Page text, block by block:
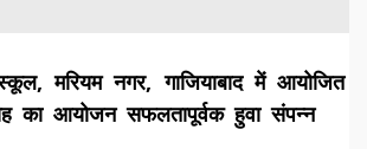
मरियम नगर, गाजियाबाद में आयोजित
का आयोजन सफलतापूर्वक हुवा संपन्न